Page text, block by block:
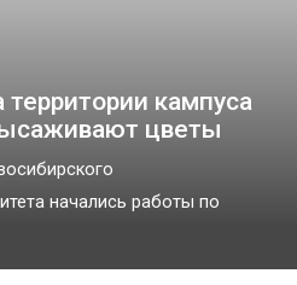
кампуса
цветы
начались работы по